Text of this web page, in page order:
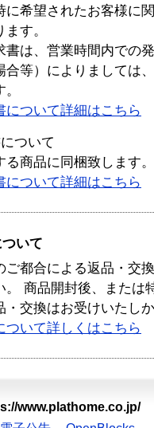
に希望されたお客様に
す。
書は、営業時間内での
合等）によりましては
について詳細はこちら
ついて
る商品に同梱致します。
について詳細はこちら
いて
ご都合による返品・交
。 商品開封後、または
・交換はお受けいたし
ついて詳しくはこちら
www.plathome.co.jp/